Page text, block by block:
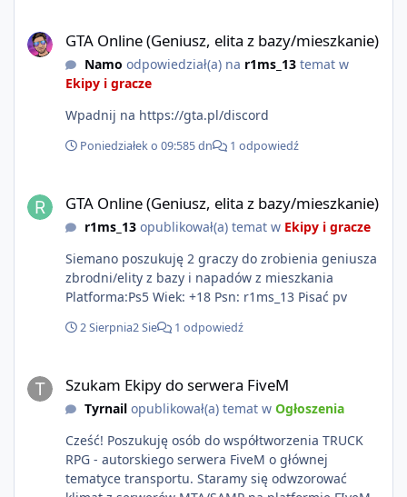
Kontakt: Discord — vincekidd Telegram —
xvincekidd Wideo demonstracyjne:
https://youtu.be/8IrdoG8iFz4
GTA Online (Geniusz, elita z bazy/mieszkanie)
Namo odpowiedział(a) na r1ms_13temat w
Ekipy i gracze
Wpadnij na https://gta.pl/discord
Poniedziałek o 09:585 dn 1 odpowiedź
GTA Online (Geniusz, elita z bazy/mieszkanie)
r1ms_13opublikował(a) temat w Ekipy i gracze
Siemano poszukuję 2 graczy do zrobienia geniusza
zbrodni/elity z bazy i napadów z mieszkania
Platforma:Ps5 Wiek: +18 Psn: r1ms_13 Pisać pv
2 Sierpnia2 Sie 1 odpowiedź
Szukam Ekipy do serwera FiveM
Tyrnailopublikował(a) temat w Ogłoszenia
Cześć! Poszukuję osób do współtworzenia TRUCK
RPG - autorskiego serwera FiveM o głównej
tematyce transportu. Staramy się odwzorować